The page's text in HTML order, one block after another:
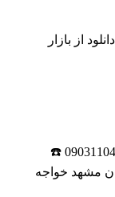
نقاش ساختمان مشهد خواجه ربیع ☎️ 09031104550 ☎️
مشهد خواجه